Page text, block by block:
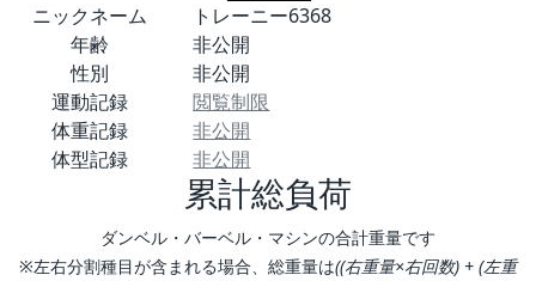
ニックネーム
トレーニー6368
年齢
非公開
性別
非公開
運動記録
閲覧制限
体重記録
非公開
体型記録
非公開
累計総負荷
ダンベル・バーベル・マシンの合計重量です
※左右分割種目が含まれる場合、総重量は((右重量×右回数) + (左重